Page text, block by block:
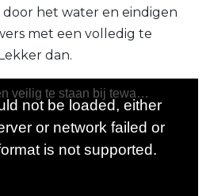
het water en eindigen
met een volledig te
dan.